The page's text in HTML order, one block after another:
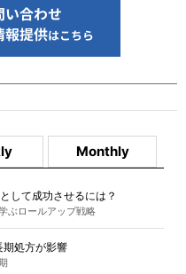
Monthly
して成功させるには？
ぶロールアップ戦略
処方が影響